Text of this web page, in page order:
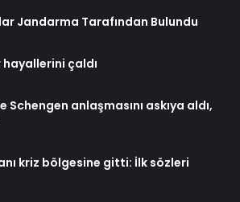
Jandarma Tarafından Bulundu
çaldı
anlaşmasını askıya aldı,
kriz bölgesine gitti: İlk sözleri